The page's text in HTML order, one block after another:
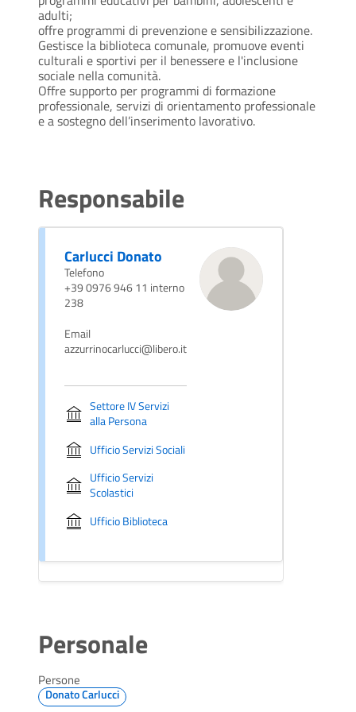
adulti;
offre programmi di prevenzione e sensibilizzazione.
Gestisce la biblioteca comunale, promuove eventi
culturali e sportivi per il benessere e l'inclusione
sociale nella comunità.
Offre supporto per programmi di formazione
professionale, servizi di orientamento professionale
e a sostegno dell’inserimento lavorativo.
Responsabile
Carlucci Donato
Telefono
+39 0976 946 11 interno
238
Email
azzurrinocarlucci@libero.it
Settore IV Servizi
alla Persona
Ufficio Servizi Sociali
Ufficio Servizi
Scolastici
Ufficio Biblioteca
Personale
Persone
Donato Carlucci